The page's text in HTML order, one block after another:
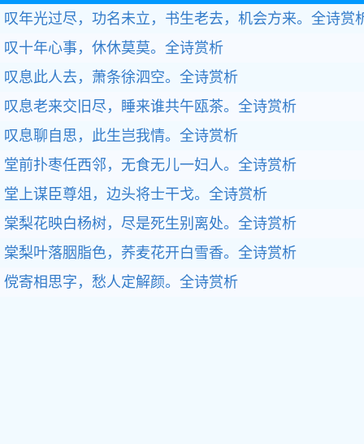
叹年光过尽，功名未立，书生老去，机会方来。全诗赏
叹十年心事，休休莫莫。全诗赏析
叹息此人去，萧条徐泗空。全诗赏析
叹息老来交旧尽，睡来谁共午瓯茶。全诗赏析
叹息聊自思，此生岂我情。全诗赏析
堂前扑枣任西邻，无食无儿一妇人。全诗赏析
堂上谋臣尊俎，边头将士干戈。全诗赏析
棠梨花映白杨树，尽是死生别离处。全诗赏析
棠梨叶落胭脂色，荞麦花开白雪香。全诗赏析
傥寄相思字，愁人定解颜。全诗赏析